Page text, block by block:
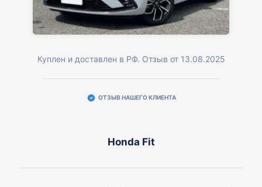
Куплен и доставлен в РФ. Отзыв от 13.08.2025
ОТЗЫВ НАШЕГО КЛИЕНТА
Honda Fit